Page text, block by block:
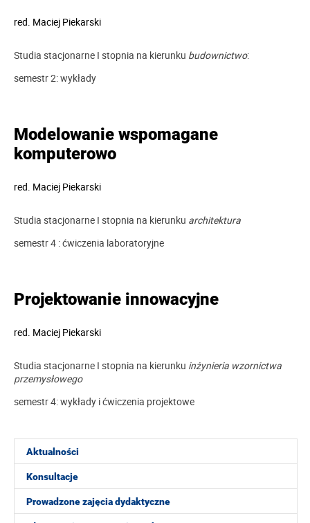
Aktualności
Konsultacje
Prowadzone zajęcia dydaktyczne
red. Maciej Piekarski
Studia stacjonarne I stopnia na kierunku budownictwo:
semestr 2: wykłady
Modelowanie wspomagane
komputerowo
red. Maciej Piekarski
Studia stacjonarne I stopnia na kierunku architektura
semestr 4 : ćwiczenia laboratoryjne
Projektowanie innowacyjne
red. Maciej Piekarski
Studia stacjonarne I stopnia na kierunku inżynieria wzornictwa
przemysłowego
semestr 4: wykłady i ćwiczenia projektowe